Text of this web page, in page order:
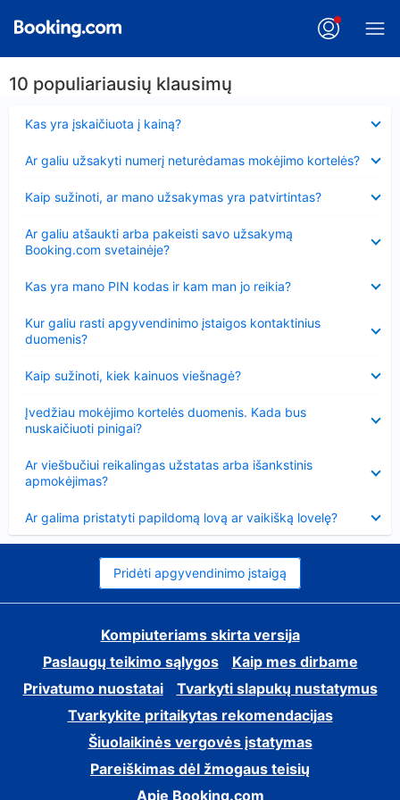
10 populiariausių klausimų
Kas yra įskaičiuota į kainą?
Ar galiu užsakyti numerį neturėdamas mokėjimo kortelės?
Kaip sužinoti, ar mano užsakymas yra patvirtintas?
Ar galiu atšaukti arba pakeisti savo užsakymą
Booking.com svetainėje?
Kas yra mano PIN kodas ir kam man jo reikia?
Kur galiu rasti apgyvendinimo įstaigos kontaktinius
duomenis?
Kaip sužinoti, kiek kainuos viešnagė?
Įvedžiau mokėjimo kortelės duomenis. Kada bus
nuskaičiuoti pinigai?
Ar viešbučiui reikalingas užstatas arba išankstinis
apmokėjimas?
Ar galima pristatyti papildomą lovą ar vaikišką lovelę?
Pridėti apgyvendinimo įstaigą
Kompiuteriams skirta versija
Paslaugų teikimo sąlygos
Kaip mes dirbame
Privatumo nuostatai
Tvarkyti slapukų nustatymus
Tvarkykite pritaikytas rekomendacijas
Šiuolaikinės vergovės įstatymas
Pareiškimas dėl žmogaus teisių
Apie Booking.com